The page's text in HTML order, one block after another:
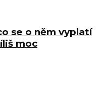
se o něm vyplatí
moc